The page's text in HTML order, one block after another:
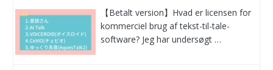
【Betalt version】Hvad er licensen for
kommerciel brug af tekst-til-tale-
software? Jeg har undersøgt …